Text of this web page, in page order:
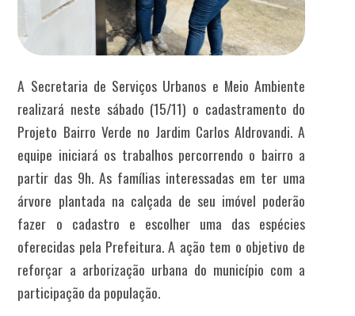
A Secretaria de Serviços Urbanos e Meio Ambiente
realizará neste sábado (15/11) o cadastramento do
Projeto Bairro Verde no Jardim Carlos Aldrovandi. A
equipe iniciará os trabalhos percorrendo o bairro a
partir das 9h. As famílias interessadas em ter uma
árvore plantada na calçada de seu imóvel poderão
fazer o cadastro e escolher uma das espécies
oferecidas pela Prefeitura. A ação tem o objetivo de
reforçar a arborização urbana do município com a
participação da população.